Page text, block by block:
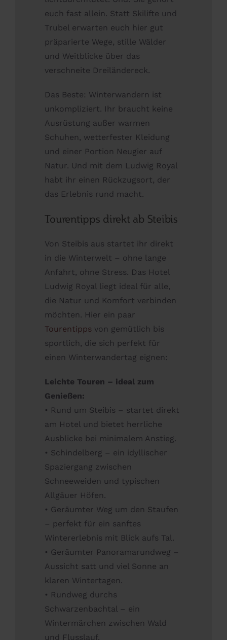
euch fast allein. Statt Skilifte und
Trubel erwarten euch hier gut
präparierte Wege, stille Wälder
und Weitblicke über das
verschneite Dreiländereck.
Das Beste: Winterwandern ist
unkompliziert. Ihr braucht keine
Ausrüstung außer warmen
Schuhen, wetterfester Kleidung
und einer Portion Neugier auf
Natur. Und mit dem Ludwig Royal
habt ihr einen Rückzugsort, der
das Erlebnis rund macht.
Tourentipps direkt ab Steibis
Von Steibis aus startet ihr direkt
in die Winterwelt – ohne lange
Anfahrt, ohne Stress. Das Hotel
Ludwig Royal liegt ideal für alle,
die Natur und Komfort verbinden
möchten. Hier ein paar
Tourentipps von gemütlich bis
sportlich, die sich perfekt für
einen Winterwandertag eignen:
Leichte Touren – ideal zum
Genießen:
• Rund um Steibis – startet direkt
am Hotel und bietet herrliche
Ausblicke bei minimalem Anstieg.
• Schindelberg – ein idyllischer
Spaziergang zwischen
Schneeweiden und typischen
Allgäuer Höfen.
• Geräumter Weg um den Staufen
– perfekt für ein sanftes
Wintererlebnis mit Blick aufs Tal.
• Geräumter Panoramarundweg –
Aussicht satt und viel Sonne an
klaren Wintertagen.
• Rundweg durchs
Schwarzenbachtal – ein
Wintermärchen zwischen Wald
und Flusslauf.